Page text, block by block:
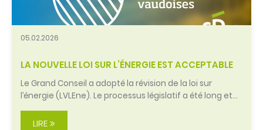
05.02.2026
LA NOUVELLE LOI SUR L’ÉNERGIE EST ACCEPTABLE
Le Grand Conseil a adopté la révision de la loi sur
l’énergie (LVLEne). Le processus législatif a été long et…
LIRE